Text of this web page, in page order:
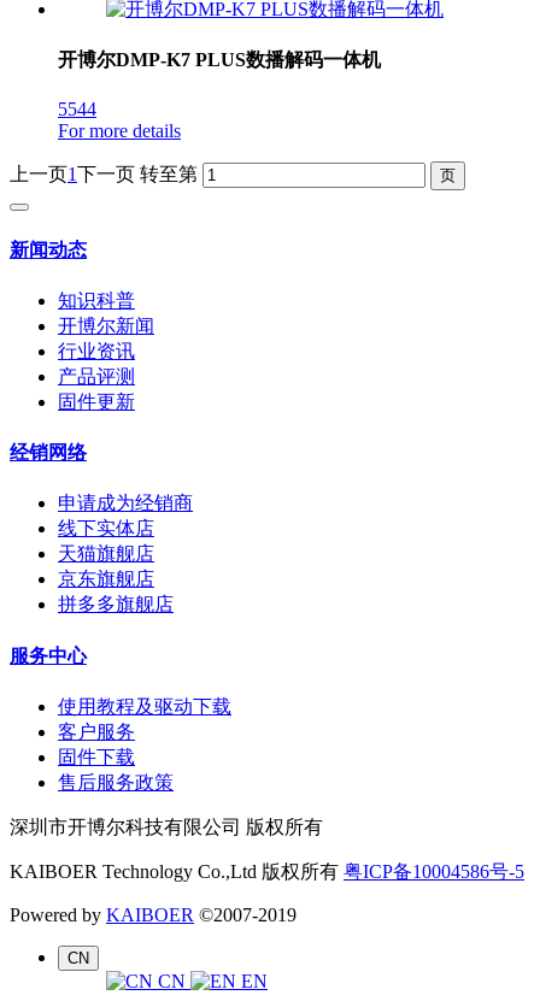
开博尔DMP-K7 PLUS数播解码一体机
5544
For more details
上一页1下一页 转至第
新闻动态
知识科普
开博尔新闻
行业资讯
产品评测
固件更新
经销网络
申请成为经销商
线下实体店
天猫旗舰店
京东旗舰店
拼多多旗舰店
服务中心
使用教程及驱动下载
客户服务
固件下载
售后服务政策
深圳市开博尔科技有限公司 版权所有
KAIBOER Technology Co.,Ltd 版权所有 粤ICP备10004586号-5
Powered by KAIBOER ©2007-2019
CN
CN EN